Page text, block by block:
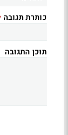
כותרת תגובה
תוכן התגובה